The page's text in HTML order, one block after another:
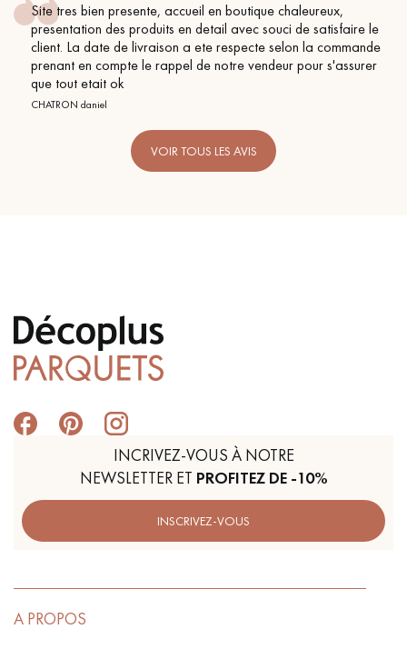
Site tres bien presente, accueil en boutique chaleureux,
presentation des produits en detail avec souci de satisfaire le
client. La date de livraison a ete respecte selon la commande
prenant en compte le rappel de notre vendeur pour s'assurer
que tout etait ok
CHATRON daniel
VOIR TOUS LES AVIS
INCRIVEZ-VOUS À NOTRE
NEWSLETTER ET PROFITEZ DE -10%
INSCRIVEZ-VOUS
A PROPOS